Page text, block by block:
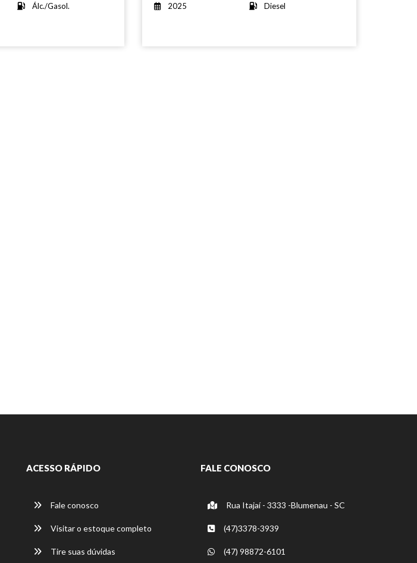
Álc./Gasol.
2025
Diesel
ACESSO RÁPIDO
Fale conosco
Visitar o estoque completo
Tire suas dúvidas
FALE CONOSCO
Rua Itajaí - 3333 -Blumenau - SC
(47)3378-3939
(47) 98872-6101